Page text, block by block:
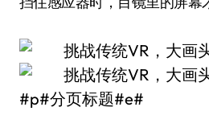
#p#分页标题#e#